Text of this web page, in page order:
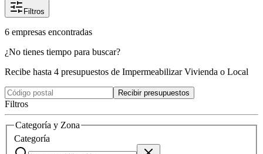
Filtros
6 empresas encontradas
¿No tienes tiempo para buscar?
Recibe hasta 4 presupuestos de Impermeabilizar Vivienda o Local
Recibir presupuestos
Filtros
Categoría y Zona
Categoría